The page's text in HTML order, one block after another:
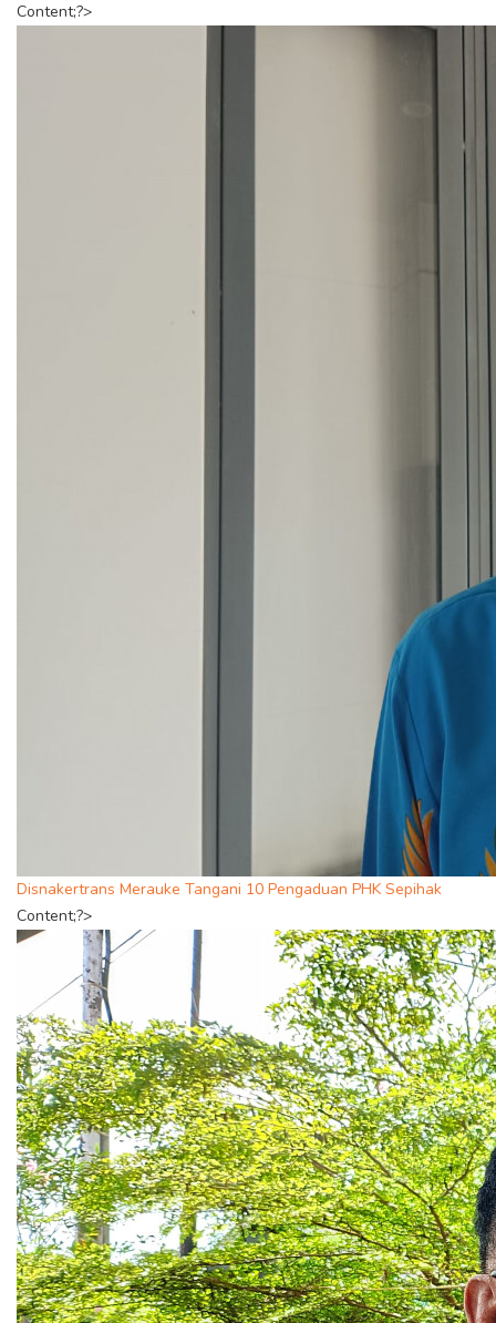
Content;?>
Disnakertrans Merauke Tangani 10 Pengaduan PHK Sepihak
Content;?>